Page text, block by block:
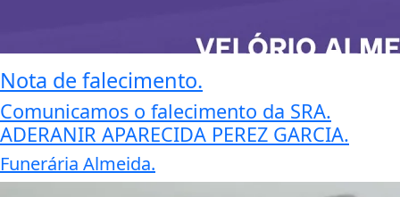
Nota de falecimento.
Comunicamos o falecimento da SRA.
ADERANIR APARECIDA PEREZ GARCIA.
Funerária Almeida.